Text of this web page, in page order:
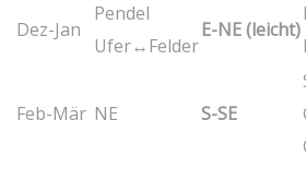
Dez-Jan
Pendel
Ufer↔Felder
E-NE (leicht)
Feb-Mär NE S-SE